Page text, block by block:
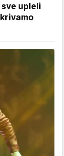
sve upleli